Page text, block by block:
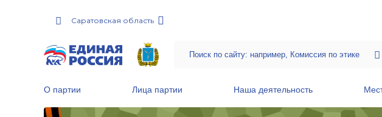
Саратовская область
О партии Лица партии Наша деятельность